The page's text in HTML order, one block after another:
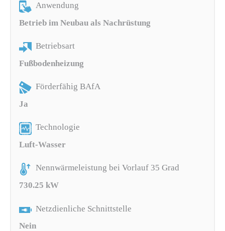
Anwendung
Betrieb im Neubau als Nachrüstung
Betriebsart
Fußbodenheizung
Förderfähig BAfA
Ja
Technologie
Luft-Wasser
Nennwärmeleistung bei Vorlauf 35 Grad
730.25 kW
Netzdienliche Schnittstelle
Nein